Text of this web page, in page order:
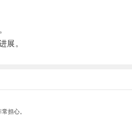
展。
担心。